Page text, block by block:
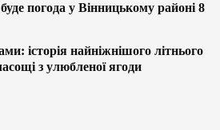
погода у Вінницькому районі 8
історія найніжнішого літнього
з улюбленої ягоди